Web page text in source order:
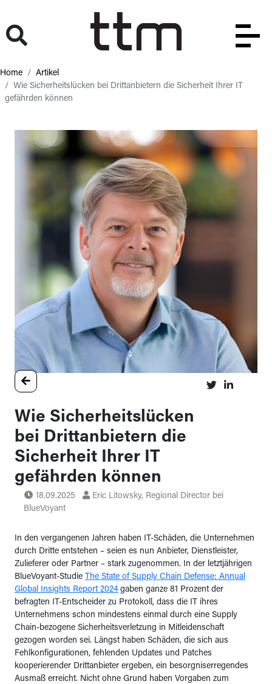
Home
Artikel
Wie Sicherheitslücken bei Drittanbietern die Sicherheit Ihrer IT
gefährden können
Wie Sicherheitslücken
bei Drittanbietern die
Sicherheit Ihrer IT
gefährden können
18.09.2025
Eric Litowsky, Regional Director bei
BlueVoyant
In den vergangenen Jahren haben IT-Schäden, die Unternehmen
durch Dritte entstehen – seien es nun Anbieter, Dienstleister,
Zulieferer oder Partner – stark zugenommen. In der letztjährigen
BlueVoyant-Studie The State of Supply Chain Defense: Annual
Global Insights Report 2024 gaben ganze 81 Prozent der
befragten IT-Entscheider zu Protokoll, dass die IT ihres
Unternehmens schon mindestens einmal durch eine Supply
Chain-bezogene Sicherheitsverletzung in Mitleidenschaft
gezogen worden sei. Längst haben Schäden, die sich aus
Fehlkonfigurationen, fehlenden Updates und Patches
kooperierender Drittanbieter ergeben, ein besorgniserregendes
Ausmaß erreicht. Nicht ohne Grund haben Vorgaben zum